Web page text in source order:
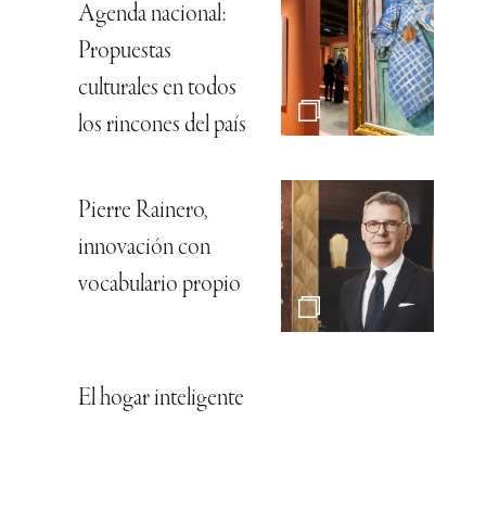
Agenda nacional:
Propuestas
culturales en todos
los rincones del país
Pierre Rainero,
innovación con
vocabulario propio
El hogar inteligente